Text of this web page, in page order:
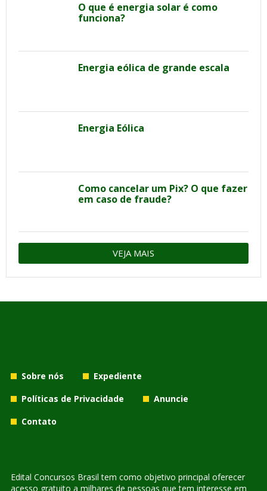
O que é energia solar é como
funciona?
Energia eólica de grande escala
Energia Eólica
Como cancelar um Pix? O que fazer
em caso de fraude?
VEJA MAIS
Sobre nós
Expediente
Políticas de Privacidade
Anuncie
Contato
Edital Concursos Brasil tem como objetivo principal oferecer
acesso gratuito a milhares de pessoas que tem interesse em